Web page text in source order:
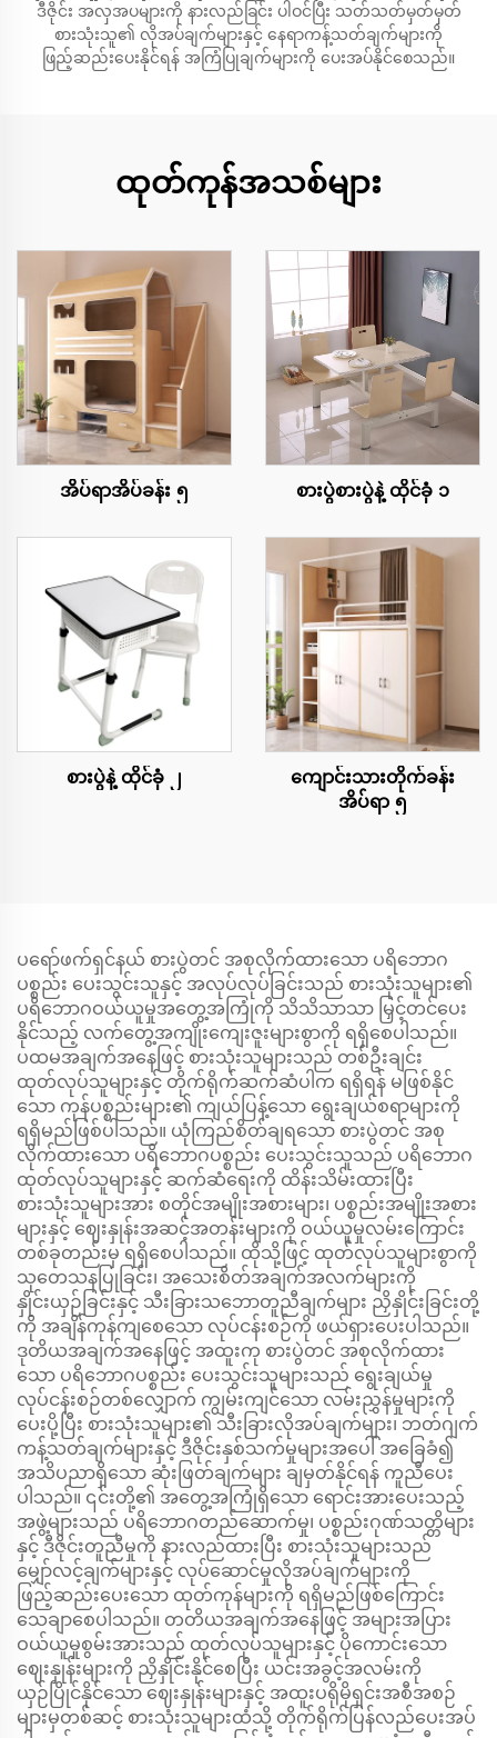
ဒီဇိုင်း အလှအပများကို နားလည်ခြင်း ပါဝင်ပြီး သတ်သတ်မှတ်မှတ်
စားသုံးသူ၏ လိုအပ်ချက်များနှင့် နေရာကန့်သတ်ချက်များကို
ဖြည့်ဆည်းပေးနိုင်ရန် အကြံပြုချက်များကို ပေးအပ်နိုင်စေသည်။
ထုတ်ကုန်အသစ်များ
အိပ်ရာအိပ်ခန်း ၅ စားပွဲစားပွဲနဲ့ ထိုင်ခုံ ၁
စားပွဲနဲ့ ထိုင်ခုံ ၂
ကျောင်းသားတိုက်ခန်း
အိပ်ရာ ၅
ပရော်ဖက်ရှင်နယ် စားပွဲတင် အစုလိုက်ထားသော ပရိဘောဂ
ပစ္စည်း ပေးသွင်းသူနှင့် အလုပ်လုပ်ခြင်းသည် စားသုံးသူများ၏
ပရိဘောဂဝယ်ယူမှုအတွေ့အကြုံကို သိသိသာသာ မြှင့်တင်ပေး
နိုင်သည့် လက်တွေ့အကျိုးကျေးဇူးများစွာကို ရရှိစေပါသည်။
ပထမအချက်အနေဖြင့် စားသုံးသူများသည် တစ်ဦးချင်း
ထုတ်လုပ်သူများနှင့် တိုက်ရိုက်ဆက်ဆံပါက ရရှိရန် မဖြစ်နိုင်
သော ကုန်ပစ္စည်းများ၏ ကျယ်ပြန့်သော ရွေးချယ်စရာများကို
ရရှိမည်ဖြစ်ပါသည်။ ယုံကြည်စိတ်ချရသော စားပွဲတင် အစု
လိုက်ထားသော ပရိဘောဂပစ္စည်း ပေးသွင်းသူသည် ပရိဘောဂ
ထုတ်လုပ်သူများနှင့် ဆက်ဆံရေးကို ထိန်းသိမ်းထားပြီး
စားသုံးသူများအား စတိုင်အမျိုးအစားများ၊ ပစ္စည်းအမျိုးအစား
များနှင့် ဈေးနှုန်းအဆင့်အတန်းများကို ဝယ်ယူမှုလမ်းကြောင်း
တစ်ခုတည်းမှ ရရှိစေပါသည်။ ထိုသို့ဖြင့် ထုတ်လုပ်သူများစွာကို
သုတေသနပြုခြင်း၊ အသေးစိတ်အချက်အလက်များကို
နှိုင်းယှဉ်ခြင်းနှင့် သီးခြားသဘောတူညီချက်များ ညှိနှိုင်းခြင်းတို့
ကို အချိန်ကုန်ကျစေသော လုပ်ငန်းစဉ်ကို ဖယ်ရှားပေးပါသည်။
ဒုတိယအချက်အနေဖြင့် အထူးကု စားပွဲတင် အစုလိုက်ထား
သော ပရိဘောဂပစ္စည်း ပေးသွင်းသူများသည် ရွေးချယ်မှု
လုပ်ငန်းစဉ်တစ်လျှောက် ကျွမ်းကျင်သော လမ်းညွှန်မှုများကို
ပေးပို့ပြီး စားသုံးသူများ၏ သီးခြားလိုအပ်ချက်များ၊ ဘတ်ဂျက်
ကန့်သတ်ချက်များနှင့် ဒီဇိုင်းနှစ်သက်မှုများအပေါ် အခြေခံ၍
အသိပညာရှိသော ဆုံးဖြတ်ချက်များ ချမှတ်နိုင်ရန် ကူညီပေး
ပါသည်။ ၎င်းတို့၏ အတွေ့အကြုံရှိသော ရောင်းအားပေးသည့်
အဖွဲ့များသည် ပရိဘောဂတည်ဆောက်မှု၊ ပစ္စည်းဂုဏ်သတ္တိများ
နှင့် ဒီဇိုင်းတူညီမှုကို နားလည်ထားပြီး စားသုံးသူများသည်
မျှော်လင့်ချက်များနှင့် လုပ်ဆောင်မှုလိုအပ်ချက်များကို
ဖြည့်ဆည်းပေးသော ထုတ်ကုန်များကို ရရှိမည်ဖြစ်ကြောင်း
သေချာစေပါသည်။ တတိယအချက်အနေဖြင့် အများအပြား
ဝယ်ယူမှုစွမ်းအားသည် ထုတ်လုပ်သူများနှင့် ပိုကောင်းသော
ဈေးနှုန်းများကို ညှိနှိုင်းနိုင်စေပြီး ယင်းအခွင့်အလမ်းကို
ယှဉ်ပြိုင်နိုင်သော ဈေးနှုန်းများနှင့် အထူးပရိုမိုရှင်းအစီအစဉ်
များမှတစ်ဆင့် စားသုံးသူများထံသို့ တိုက်ရိုက်ပြန်လည်ပေးအပ်